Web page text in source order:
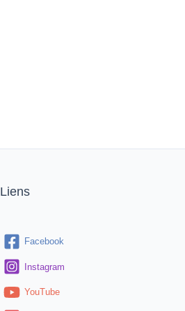
Liens
Facebook
Instagram
YouTube